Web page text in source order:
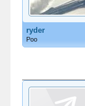
ryder
Poo